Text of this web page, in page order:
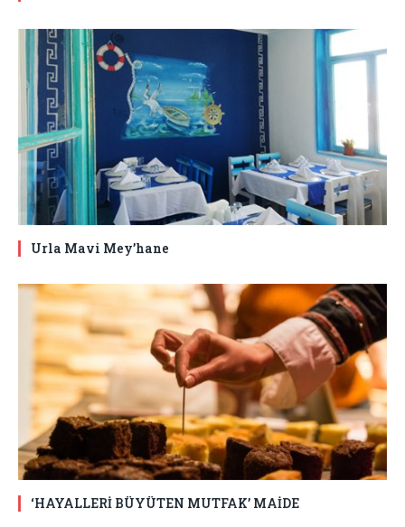
Urla Mavi Mey’hane
‘HAYALLERİ BÜYÜTEN MUTFAK’ MAİDE